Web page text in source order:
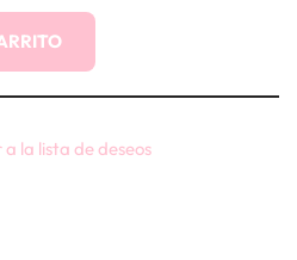
la lista de deseos